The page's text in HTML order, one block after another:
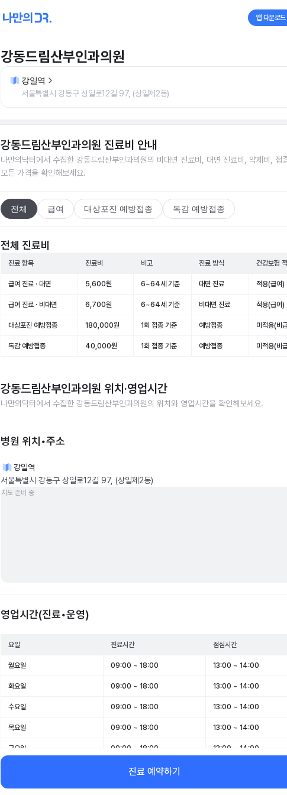
앱 다운로드
강동드림산부인과의원
강일역
서울특별시 강동구 상일로12길 97, (상일제2동)
강동드림산부인과의원 진료비 안내
나만의닥터에서 수집한 강동드림산부인과의원의 비대면 진료비, 대면 진료비, 약제비, 접
모든 가격을 확인해보세요.
전체 급여 대상포진 예방접종 독감 예방접종
전체 진료비
진료 항목 진료비 비고 진료 방식 건강보험
급여 진료 · 대면 5,600원 6~64세 기준 대면 진료 적용(급여)
급여 진료 · 비대면 6,700원 6~64세 기준 비대면 진료 적용(급여)
대상포진 예방접종 180,000원 1회 접종 기준 예방접종 미적용(비
독감 예방접종 40,000원 1회 접종 기준 예방접종 미적용(비
강동드림산부인과의원 위치·영업시간
나만의닥터에서 수집한 강동드림산부인과의원의 위치와 영업시간을 확인해보세요.
병원 위치•주소
강일역
서울특별시 강동구 상일로12길 97, (상일제2동)
지도 준비 중
영업시간(진료•운영)
요일 진료시간 점심시간
월요일 09:00 ~ 18:00 13:00 ~ 14:00
화요일 09:00 ~ 18:00 13:00 ~ 14:00
수요일 09:00 ~ 18:00 13:00 ~ 14:00
목요일 09:00 ~ 18:00 13:00 ~ 14:00
금요일 09:00 ~ 18:00 13:00 ~ 14:00
09:00 ~ 14:00
일요일 09:00 ~ 13:00 -
진료 예약하기